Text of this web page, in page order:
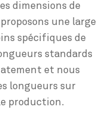
dimensions de
une large
spécifiques de
standards
et nous
longueurs sur
production.